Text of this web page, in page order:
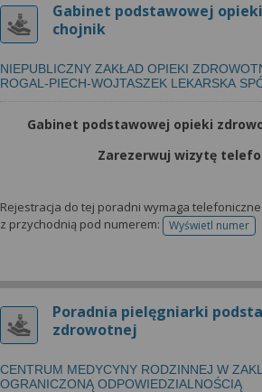
Gabinet podstawowej
chojnik
NIEPUBLICZNY ZAKŁAD OPIEKI
ROGAL-PIECH-WOJTASZEK LEKARSKA
Gabinet podstawowej opieki
Zarezerwuj wizytę
Rejestracja do tej poradni wymaga
z przychodnią pod numerem:
Wyświetl numer
telefonu
Poradnia pielęgniarki
zdrowotnej
CENTRUM MEDYCYNY RODZINNEJ W
OGRANICZONĄ ODPOWIEDZIALNOŚCIĄ